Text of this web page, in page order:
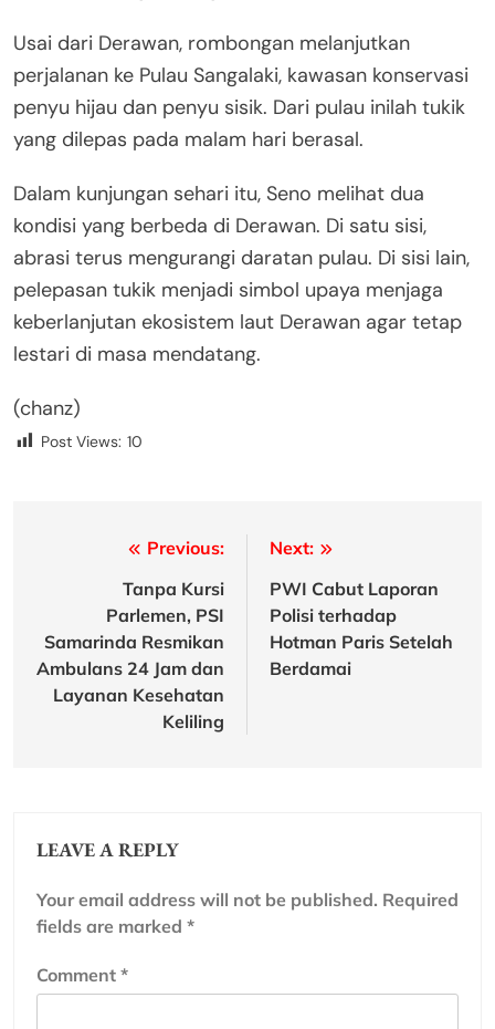
Usai dari Derawan, rombongan melanjutkan
perjalanan ke Pulau Sangalaki, kawasan konservasi
penyu hijau dan penyu sisik. Dari pulau inilah tukik
yang dilepas pada malam hari berasal.
Dalam kunjungan sehari itu, Seno melihat dua
kondisi yang berbeda di Derawan. Di satu sisi,
abrasi terus mengurangi daratan pulau. Di sisi lain,
pelepasan tukik menjadi simbol upaya menjaga
keberlanjutan ekosistem laut Derawan agar tetap
lestari di masa mendatang.
(chanz)
Post Views: 10
navigation
Previous:
Tanpa Kursi
Parlemen, PSI
Samarinda Resmikan
Ambulans 24 Jam dan
Layanan Kesehatan
Keliling
Next:
PWI Cabut Laporan
Polisi terhadap
Hotman Paris Setelah
Berdamai
LEAVE A REPLY
Your email address will not be published. Required
fields are marked *
Comment *